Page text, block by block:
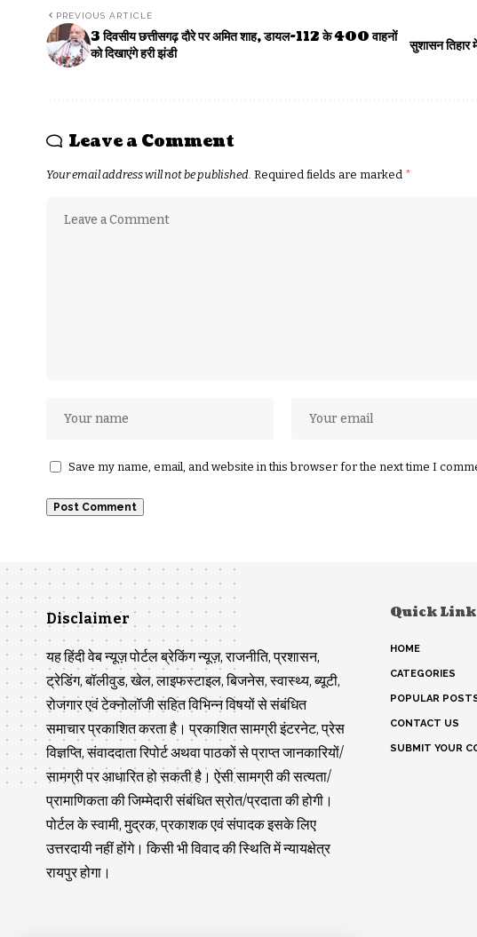
PREVIOUS ARTICLE
3 दिवसीय छत्तीसगढ़ दौरे पर अमित शाह, डायल-112 के 400 वाहनों
को दिखाएंगे हरी झंडी
सुशासन तिहार
Leave a Comment
Your email address will not be published. Required fields are marked *
Save my name, email, and website in this browser for the next time I
Disclaimer
यह हिंदी वेब न्यूज़ पोर्टल ब्रेकिंग न्यूज़, राजनीति, प्रशासन,
ट्रेडिंग, बॉलीवुड, खेल, लाइफस्टाइल, बिजनेस, स्वास्थ्य, ब्यूटी,
रोजगार एवं टेक्नोलॉजी सहित विभिन्न विषयों से संबंधित
समाचार प्रकाशित करता है। प्रकाशित सामग्री इंटरनेट, प्रेस
विज्ञप्ति, संवाददाता रिपोर्ट अथवा पाठकों से प्राप्त जानकारियों/
सामग्री पर आधारित हो सकती है। ऐसी सामग्री की सत्यता/
प्रामाणिकता की जिम्मेदारी संबंधित स्रोत/प्रदाता की होगी।
पोर्टल के स्वामी, मुद्रक, प्रकाशक एवं संपादक इसके लिए
उत्तरदायी नहीं होंगे। किसी भी विवाद की स्थिति में न्यायक्षेत्र
रायपुर होगा।
Quick Link
HOME
CATEGORIES
POPULAR
CONTACT US
SUBMIT YOUR